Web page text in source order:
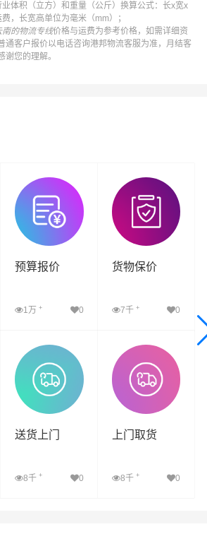
体积（立方）和重量（公斤）换算公式：长x宽x
，长宽高单位为毫米（mm）；
南的物流专线价格与运费为参考价格，如需详细资
通客户报价以电话咨询港邦物流客服为准，月结客
谢您的理解。
预算报价
1万+ 0
查看详细
货物保价
7千 + 0
查看详细
送货上门
8千+ 0
上门取货
8千 + 0